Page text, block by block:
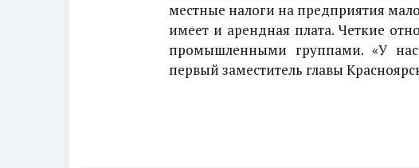
местные налоги на предприятия
имеет и арендная плата. Четкие
промышленными группами. «У
первый заместитель главы